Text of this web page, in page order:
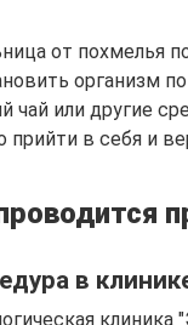
от похмелья
организм
чай или другие
прийти в себя и
в
клиника